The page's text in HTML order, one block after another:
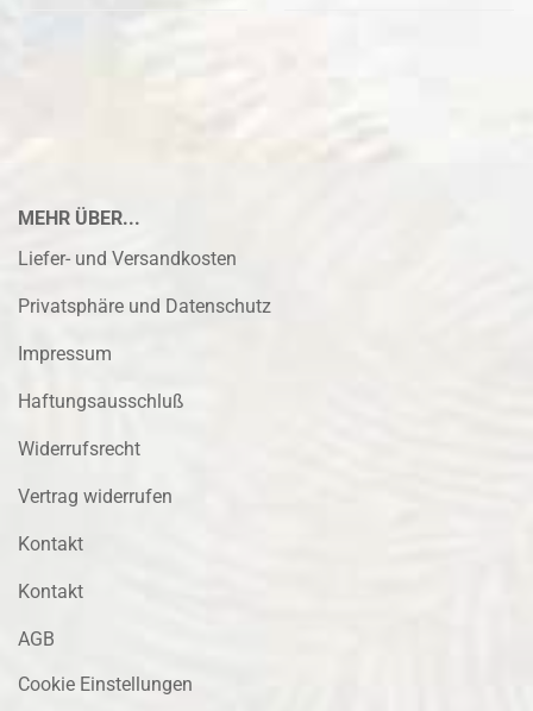
MEHR ÜBER...
Liefer- und Versandkosten
Privatsphäre und Datenschutz
Impressum
Haftungsausschluß
Widerrufsrecht
Vertrag widerrufen
Kontakt
Kontakt
AGB
Cookie Einstellungen